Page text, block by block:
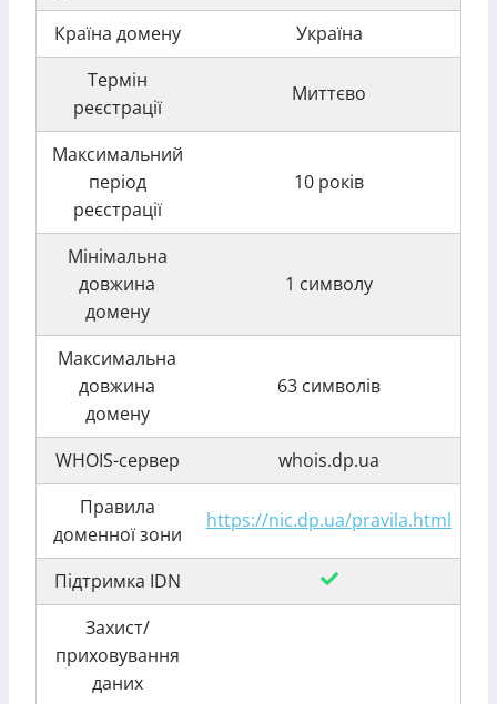
Країна домену
Україна
Термін
реєстрації
Миттєво
Максимальний
період
реєстрації
10 років
Мінімальна
довжина
домену
1 символу
Максимальна
довжина
домену
63 символів
WHOIS-сервер
whois.dp.ua
Правила
доменної зони
https://nic.dp.ua/pravila.html
Підтримка IDN
Захист/
приховування
даних